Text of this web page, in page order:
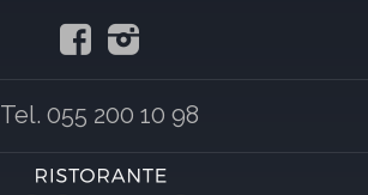
Tel. 055 200 10 98